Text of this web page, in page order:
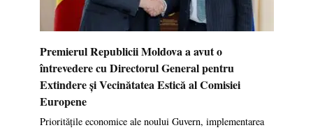
Premierul Republicii Moldova a avut o
întrevedere cu Directorul General pentru
Extindere și Vecinătatea Estică al Comisiei
Europene
Prioritățile economice ale noului Guvern, implementarea